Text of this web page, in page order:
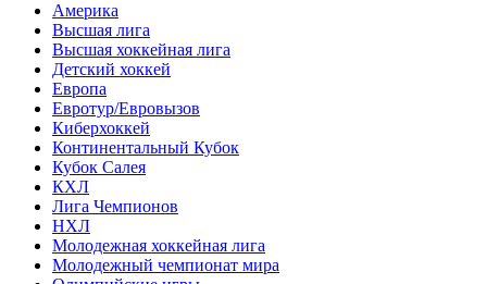
Америка
Высшая лига
Высшая хоккейная лига
Детский хоккей
Европа
Евротур/Евровызов
Киберхоккей
Континентальный Кубок
Кубок Салея
КХЛ
Лига Чемпионов
НХЛ
Молодежная хоккейная лига
Молодежный чемпионат мира